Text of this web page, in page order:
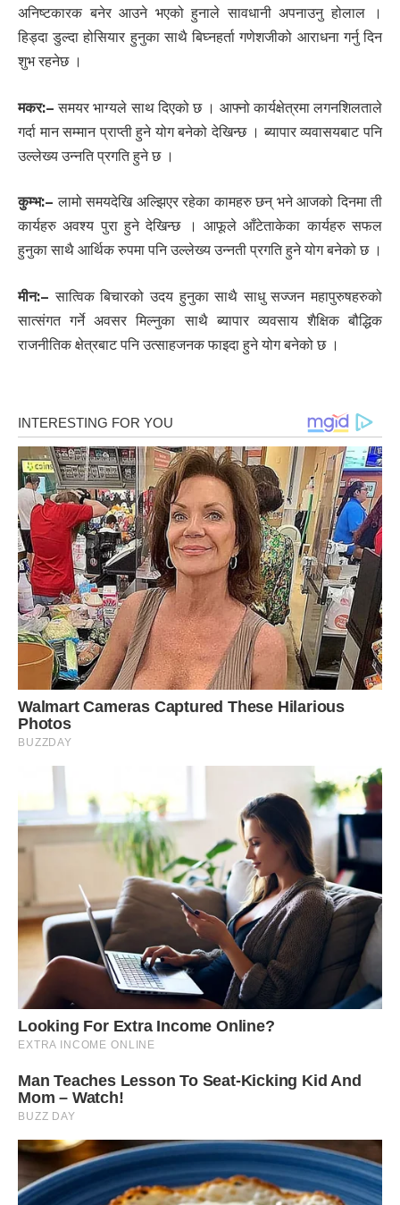
अनिष्टकारक बनेर आउने भएको हुनाले सावधानी अपनाउनु होलाल ।
हिड्दा डुल्दा होसियार हुनुका साथै बिघ्नहर्ता गणेशजीको आराधना गर्नु दिन
शुभ रहनेछ ।
मकर:– समयर भाग्यले साथ दिएको छ । आफ्नो कार्यक्षेत्रमा लगनशिलताले
गर्दा मान सम्मान प्राप्ती हुने योग बनेको देखिन्छ । ब्यापार व्यवासयबाट पनि
उल्लेख्य उन्नति प्रगति हुने छ ।
कुम्भ:– लामो समयदेखि अल्झिएर रहेका कामहरु छन् भने आजको दिनमा ती
कार्यहरु अवश्य पुरा हुने देखिन्छ । आफूले आँटेताकेका कार्यहरु सफल
हुनुका साथै आर्थिक रुपमा पनि उल्लेख्य उन्नती प्रगति हुने योग बनेको छ ।
मीन:– सात्विक बिचारको उदय हुनुका साथै साधु सज्जन महापुरुषहरुको
सात्संगत गर्ने अवसर मिल्नुका साथै ब्यापार व्यवसाय शैक्षिक बौद्धिक
राजनीतिक क्षेत्रबाट पनि उत्साहजनक फाइदा हुने योग बनेको छ ।